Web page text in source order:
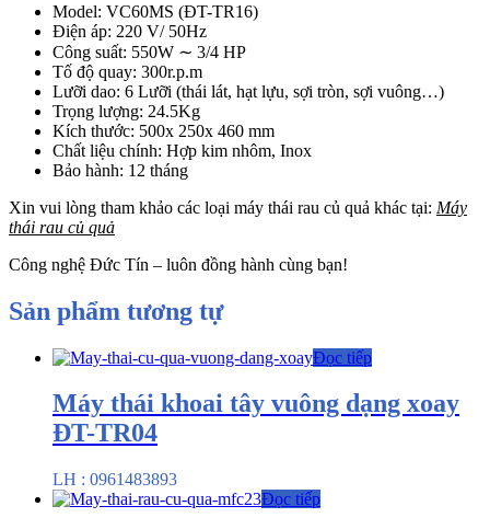
Model: VC60MS (ĐT-TR16)
Điện áp: 220 V/ 50Hz
Công suất: 550W ∼ 3/4 HP
Tố độ quay: 300r.p.m
Lưỡi dao: 6 Lưỡi (thái lát, hạt lựu, sợi tròn, sợi vuông…)
Trọng lượng: 24.5Kg
Kích thước: 500x 250x 460 mm
Chất liệu chính: Hợp kim nhôm, Inox
Bảo hành: 12 tháng
Xin vui lòng tham khảo các loại máy thái rau củ quả khác tại: Máy
thái rau củ quả
Công nghệ Đức Tín – luôn đồng hành cùng bạn!
Sản phẩm tương tự
Đọc tiếp
Máy thái khoai tây vuông dạng xoay
ĐT-TR04
LH : 0961483893
Đọc tiếp